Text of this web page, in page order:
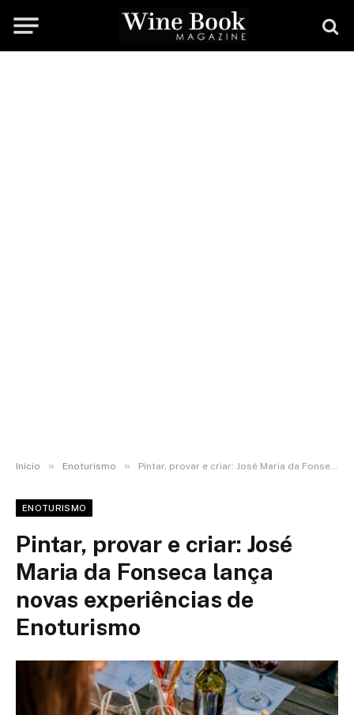
Início » Enoturismo » Pintar, provar e criar: José Maria da Fonseca lança novas experiências de Enoturismo
ENOTURISMO
Pintar, provar e criar: José
Maria da Fonseca lança
novas experiências de
Enoturismo